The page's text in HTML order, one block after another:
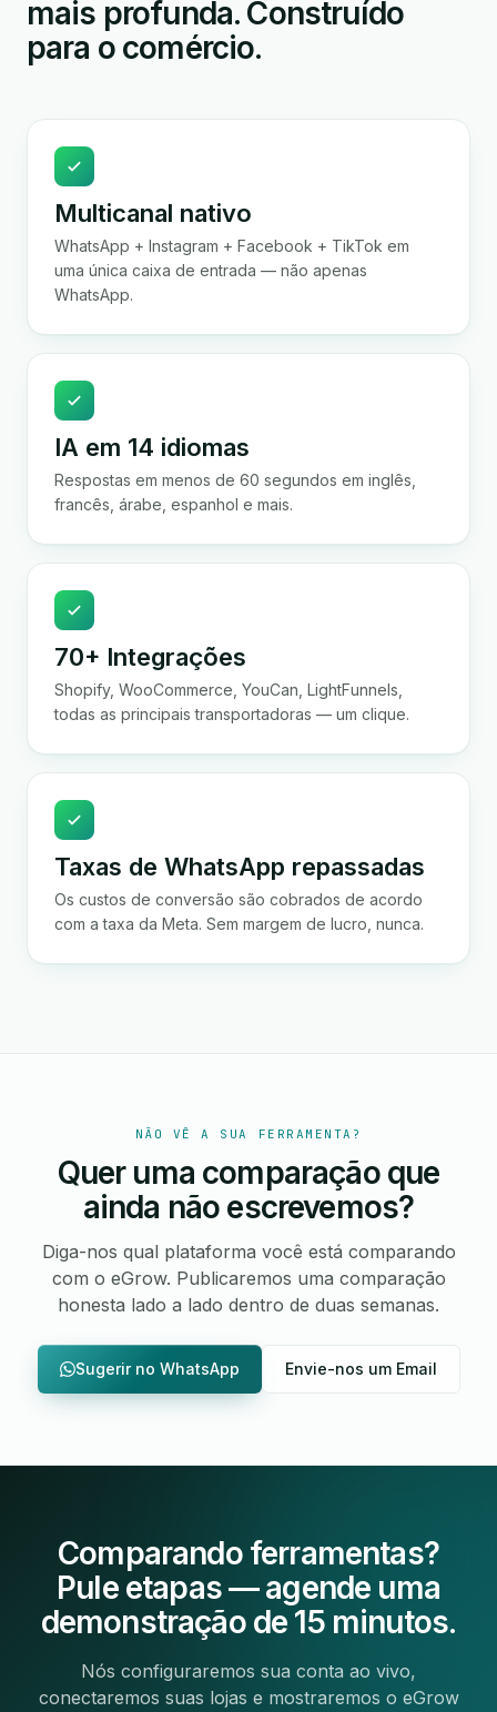
mais profunda. Construído
para o comércio.
Multicanal nativo
WhatsApp + Instagram + Facebook + TikTok em
uma única caixa de entrada — não apenas
WhatsApp.
IA em 14 idiomas
Respostas em menos de 60 segundos em inglês,
francês, árabe, espanhol e mais.
70+ Integrações
Shopify, WooCommerce, YouCan, LightFunnels,
todas as principais transportadoras — um clique.
Taxas de WhatsApp repassadas
Os custos de conversão são cobrados de acordo
com a taxa da Meta. Sem margem de lucro, nunca.
NÃO VÊ A SUA FERRAMENTA?
Quer uma comparação que
ainda não escrevemos?
Diga-nos qual plataforma você está comparando
com o eGrow. Publicaremos uma comparação
honesta lado a lado dentro de duas semanas.
Sugerir no WhatsApp Envie-nos um Email
Comparando ferramentas?
Pule etapas — agende uma
demonstração de 15 minutos.
Nós configuraremos sua conta ao vivo,
conectaremos suas lojas e mostraremos o eGrow